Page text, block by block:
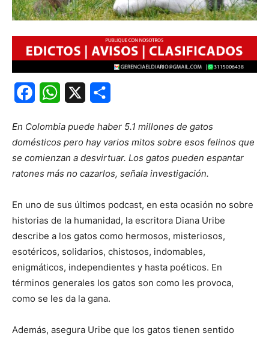
FacebookWhatsApp
En Colombia puede haber 5.1 millones de gatos
domésticos pero hay varios mitos sobre esos felinos que
se comienzan a desvirtuar. Los gatos pueden espantar
ratones más no cazarlos, señala investigación.
En uno de sus últimos podcast, en esta ocasión no sobre
historias de la humanidad, la escritora Diana Uribe
describe a los gatos como hermosos, misteriosos,
esotéricos, solidarios, chistosos, indomables,
enigmáticos, independientes y hasta poéticos. En
términos generales los gatos son como les provoca,
como se les da la gana.
Además, asegura Uribe que los gatos tienen sentido